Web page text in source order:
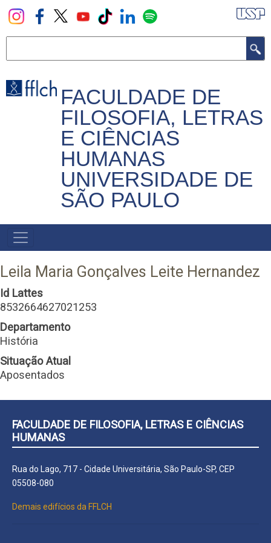
Pular
para
principal
FACULDADE DE
FILOSOFIA, LETRAS
E CIÊNCIAS
HUMANAS
UNIVERSIDADE DE
SÃO PAULO
NAVEGADOR
PRINCIPAL
Leila Maria Gonçalves Leite Hernandez
Id Lattes
8532664627021253
Departamento
História
Situação Atual
Aposentados
FACULDADE DE FILOSOFIA, LETRAS E CIÊNCIAS
HUMANAS
Rua do Lago, 717 - Cidade Universitária, São Paulo-SP, CEP
05508-080
Demais edifícios da FFLCH